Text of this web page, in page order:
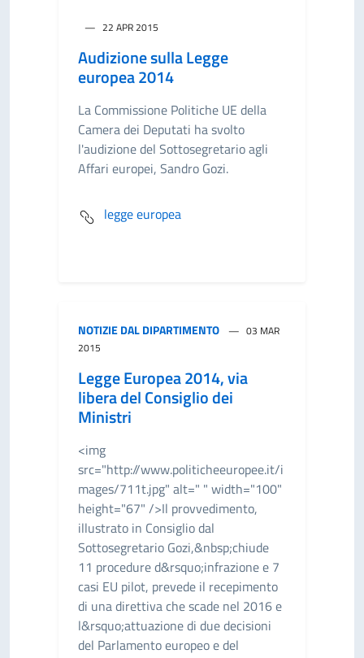
22 APR 2015
Audizione sulla Legge
europea 2014
La Commissione Politiche UE della
Camera dei Deputati ha svolto
l'audizione del Sottosegretario agli
Affari europei, Sandro Gozi.
legge europea
NOTIZIE DAL DIPARTIMENTO
03 MAR
2015
Legge Europea 2014, via
libera del Consiglio dei
Ministri
<img
src="http://www.politicheeuropee.it/i
mages/711t.jpg" alt=" " width="100"
height="67" />Il provvedimento,
illustrato in Consiglio dal
Sottosegretario Gozi,&nbsp;chiude
11 procedure d&rsquo;infrazione e 7
casi EU pilot, prevede il recepimento
di una direttiva che scade nel 2016 e
l&rsquo;attuazione di due decisioni
del Parlamento europeo e del